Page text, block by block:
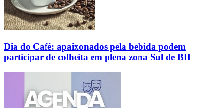
Dia do Café: apaixonados pela bebida podem
participar de colheita em plena zona Sul de BH